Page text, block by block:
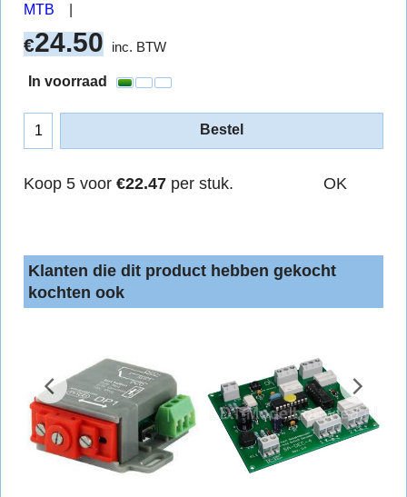
MTB
€24.50 inc. BTW
In voorraad
Bestel
Koop 5 voor €22.47 per stuk. OK
Klanten die dit product hebben gekocht
kochten ook